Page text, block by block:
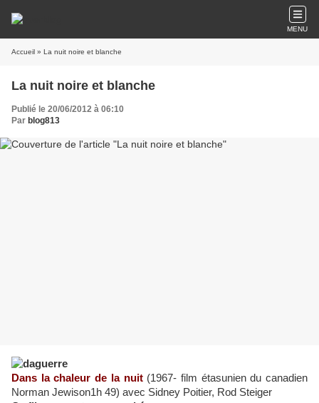
MENU
Accueil » La nuit noire et blanche
La nuit noire et blanche
Publié le 20/06/2012 à 06:10
Par blog813
Dans la chaleur de la nuit (1967- film étasunien du canadien
Norman Jewison1h 49) avec Sidney Poitier, Rod Steiger